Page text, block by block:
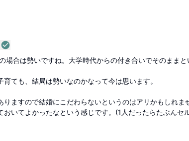
場合は勢いですね。大学時代からの付き合いでそのままと
ても、結局は勢いなのかなって今は思います。
りますので結婚にこだわらないというのはアリかもしれま
いてよかったなという感じです。(1人だったらたぶんセ